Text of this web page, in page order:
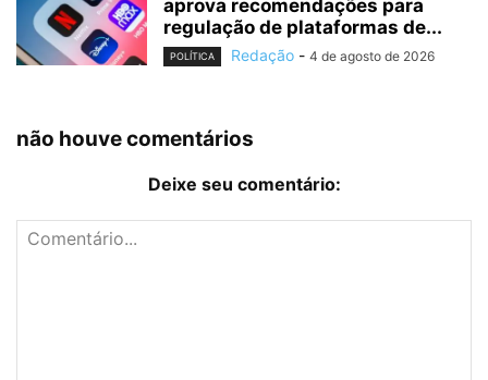
aprova recomendações para
regulação de plataformas de...
POLÍTICA Redação - 4 de agosto de 2026
não houve comentários
Deixe seu comentário: